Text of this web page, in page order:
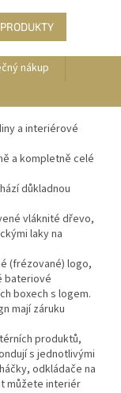
nákup
a interiérové
a kompletně celé
důkladnou
vláknité dřevo,
laky na
(frézované) logo,
bateriové
boxech s logem.
mají záruku
produktů,
s jednotlivými
odkládače na
můžete interiér